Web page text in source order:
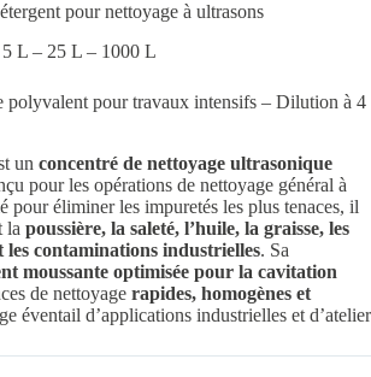
pour nettoyage à ultrasons
L – 25 L – 1000 L
polyvalent pour travaux intensifs – Dilution à 4
un concentré de nettoyage ultrasonique
pour les opérations de nettoyage général à
pour éliminer les impuretés les plus tenaces, il
la poussière, la saleté, l’huile, la graisse, les
les contaminations industrielles. Sa
moussante optimisée pour la cavitation
de nettoyage rapides, homogènes et
éventail d’applications industrielles et d’atelier